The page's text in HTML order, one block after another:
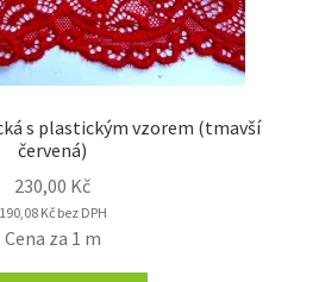
s plastickým vzorem (tmavší
červená)
230,00 Kč
190,08 Kčbez DPH
Cena za 1 m